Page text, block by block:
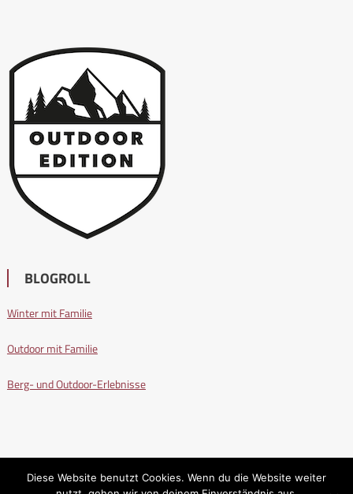
BLOGROLL
Winter mit Familie
Outdoor mit Familie
Berg- und Outdoor-Erlebnisse
Diese Website benutzt Cookies. Wenn du die Website weiter